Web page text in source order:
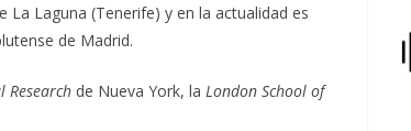
La Laguna (Tenerife) y en la actualidad es
de Madrid.
Research de Nueva York, la London School of